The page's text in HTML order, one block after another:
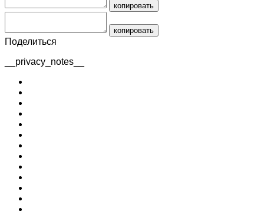
копировать
копировать
Поделиться
__privacy_notes__